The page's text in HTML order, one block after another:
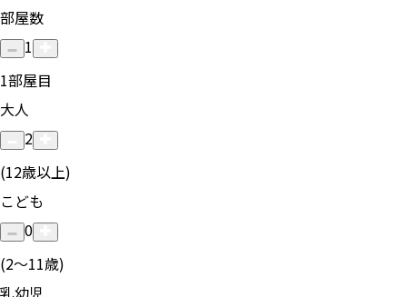
部屋数
1
1部屋目
大人
2
(12歳以上)
こども
0
(2〜11歳)
乳幼児